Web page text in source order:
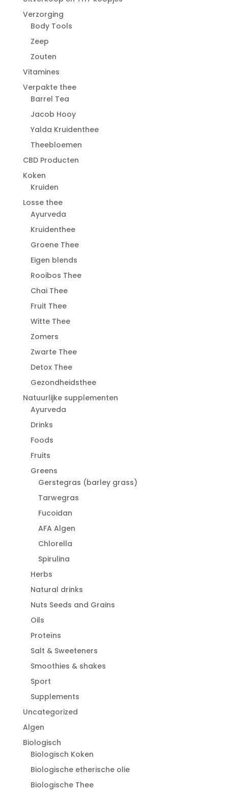
Verzorging
Body Tools
Zeep
Zouten
Vitamines
Verpakte thee
Barrel Tea
Jacob Hooy
Yalda Kruidenthee
Theebloemen
CBD Producten
Koken
Kruiden
Losse thee
Ayurveda
Kruidenthee
Groene Thee
Eigen blends
Rooibos Thee
Chai Thee
Fruit Thee
Witte Thee
Zomers
Zwarte Thee
Detox Thee
Gezondheidsthee
Natuurlijke supplementen
Ayurveda
Drinks
Foods
Fruits
Greens
Gerstegras (barley grass)
Tarwegras
Fucoidan
AFA Algen
Chlorella
Spirulina
Herbs
Natural drinks
Nuts Seeds and Grains
Oils
Proteïns
Salt & Sweeteners
Smoothies & shakes
Sport
Supplements
Uncategorized
Algen
Biologisch
Biologisch Koken
Biologische etherische olie
Biologische Thee